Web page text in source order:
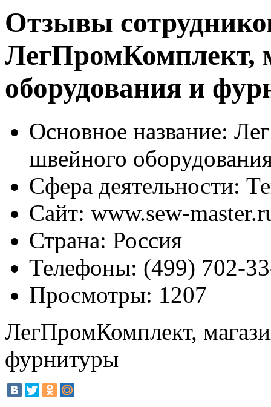
Отзывы
ЛегПромКомплект,
оборудования и
Основное название:
швейного
Сфера деятельности:
Сайт: www.sew-
Страна: Россия
Телефоны: (499) 702-
Просмотры: 1207
ЛегПромКомплект,
фурнитуры